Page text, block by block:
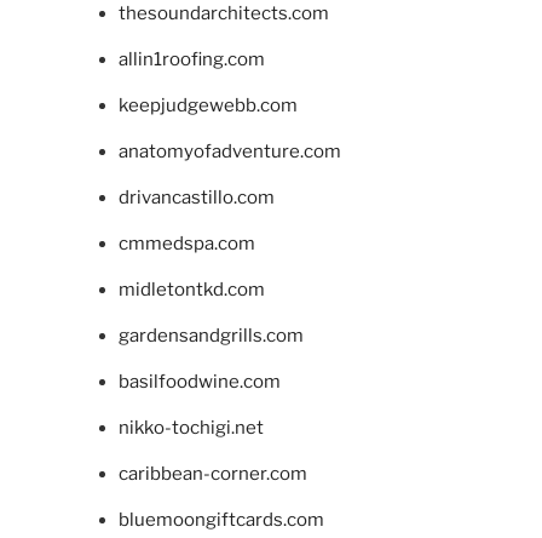
thesoundarchitects.com
allin1roofing.com
keepjudgewebb.com
anatomyofadventure.com
drivancastillo.com
cmmedspa.com
midletontkd.com
gardensandgrills.com
basilfoodwine.com
nikko-tochigi.net
caribbean-corner.com
bluemoongiftcards.com